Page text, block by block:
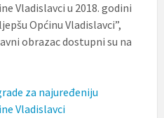
Vladislavci u 2018. godini
Općinu Vladislavci”,
obrazac dostupni su na
za najuređeniju
Vladislavci